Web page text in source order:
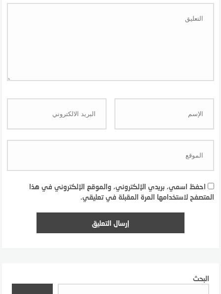
احفظ اسمي، بريدي الإلكتروني، والموقع الإلكتروني في هذا
المتصفح لاستخدامها المرة المقبلة في تعليقي.
البحث